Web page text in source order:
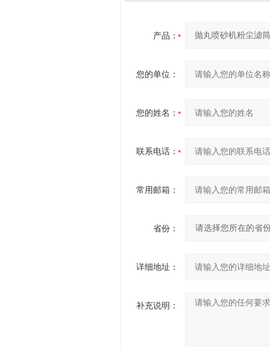
产品：
您的单位：
您的姓名：
联系电话：
常用邮箱：
省份：
详细地址：
补充说明：